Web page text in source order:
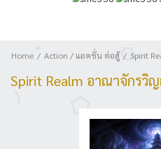
Home Action / แอคชั่น ต่อสู้ Spirit
Spirit Realm อาณาจักรวิ